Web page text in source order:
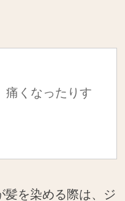
痛くなったりす
髪を染める際は、ジ